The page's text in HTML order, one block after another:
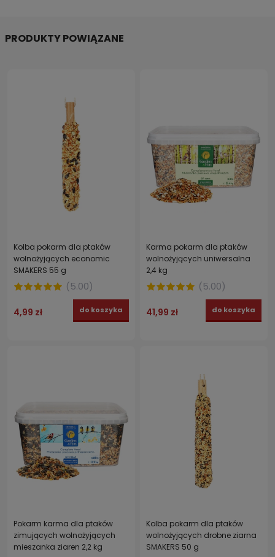
PRODUKTY POWIĄZANE
Kolba pokarm dla ptaków
wolnożyjących economic
SMAKERS 55 g
(5.00)
4,99 zł do koszyka
Karma pokarm dla ptaków
wolnożyjących uniwersalna
2,4 kg
(5.00)
41,99 zł do koszyka
Pokarm karma dla ptaków
zimujących wolnożyjących
mieszanka ziaren 2,2 kg
Kolba pokarm dla ptaków
wolnożyjących drobne ziarna
SMAKERS 50 g